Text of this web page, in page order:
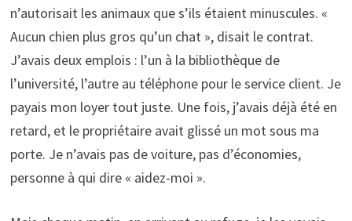
n’autorisait les animaux que s’ils étaient minuscules. «
Aucun chien plus gros qu’un chat », disait le contrat.
J’avais deux emplois : l’un à la bibliothèque de
l’université, l’autre au téléphone pour le service client. Je
payais mon loyer tout juste. Une fois, j’avais déjà été en
retard, et le propriétaire avait glissé un mot sous ma
porte. Je n’avais pas de voiture, pas d’économies,
personne à qui dire « aidez-moi ».